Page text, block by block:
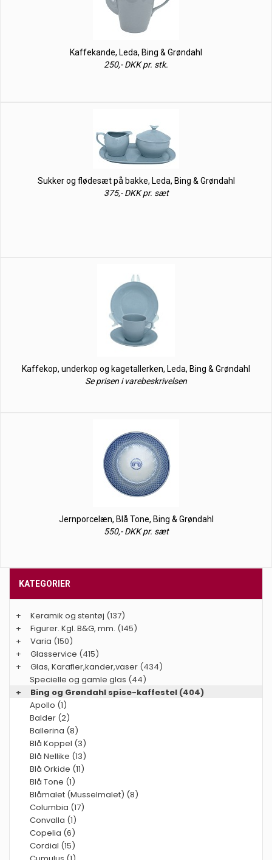
Kaffekande, Leda, Bing & Grøndahl
250,- DKK pr. stk.
Sukker og flødesæt på bakke, Leda, Bing & Grøndahl
375,- DKK pr. sæt
Kaffekop, underkop og kagetallerken, Leda, Bing & Grøndahl
Se prisen i varebeskrivelsen
Jernporcelæn, Blå Tone, Bing & Grøndahl
550,- DKK pr. sæt
KATEGORIER
+ Keramik og stentøj (137)
+
Figurer. Kgl. B&G, mm. (145)
+
Varia (150)
+
Glasservice (415)
+
Glas, Karafler,kander,vaser (434)
Specielle og gamle glas (44)
+
Bing og Grøndahl spise-kaffestel (404)
Apollo (1)
Balder (2)
Ballerina (8)
Blå Koppel (3)
Blå Nellike (13)
Blå Orkide (11)
Blå Tone (1)
Blåmalet (Musselmalet) (8)
Columbia (17)
Convalla (1)
Copelia (6)
Cordial (15)